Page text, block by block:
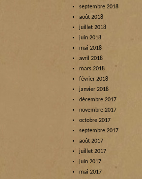
septembre 2018
août 2018
juillet 2018
juin 2018
mai 2018
avril 2018
mars 2018
février 2018
janvier 2018
décembre 2017
novembre 2017
octobre 2017
septembre 2017
août 2017
juillet 2017
juin 2017
mai 2017